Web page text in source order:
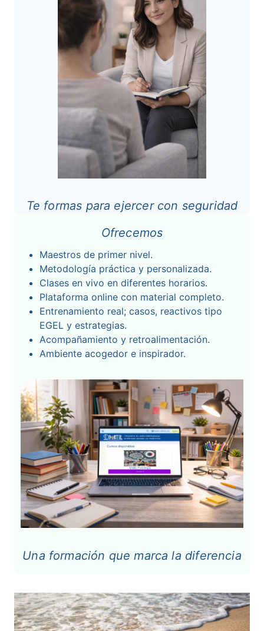
Te formas para ejercer con seguridad
Ofrecemos
Maestros de primer nivel.
Metodología práctica y personalizada.
Clases en vivo en diferentes horarios.
Plataforma online con material completo.
Entrenamiento real; casos, reactivos tipo
EGEL y estrategias.
Acompañamiento y retroalimentación.
Ambiente acogedor e inspirador.
Una formación que marca la diferencia